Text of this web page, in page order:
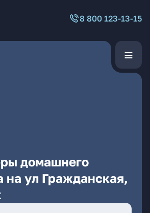
8 800 123-13-15
домашнего
на ул Гражданская,